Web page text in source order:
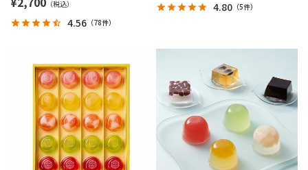
4.56 （78件）
4.80 （5件）